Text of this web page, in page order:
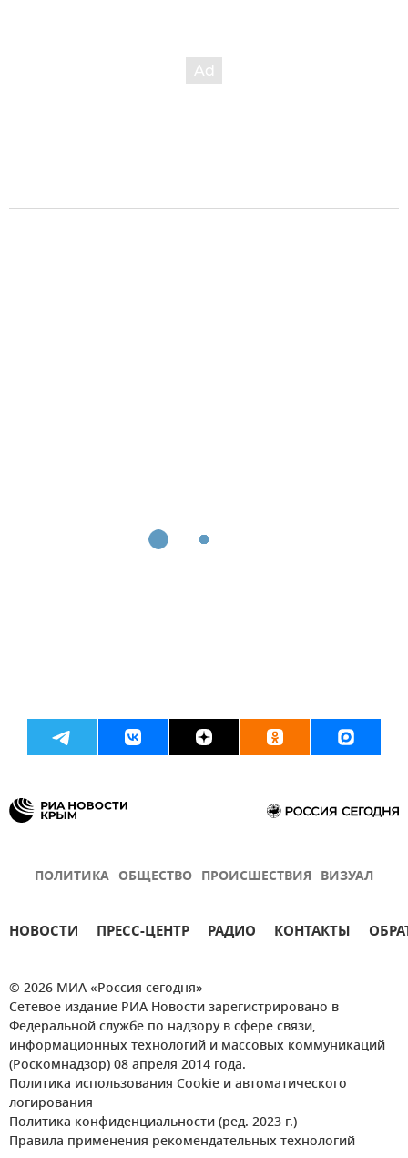
ПОЛИТИКА ОБЩЕСТВО ПРОИСШЕСТВИЯ ВИЗУАЛ
НОВОСТИ ПРЕСС-ЦЕНТР РАДИО КОНТАКТЫ
© 2026 МИА «Россия сегодня»
Сетевое издание РИА Новости зарегистрировано в
Федеральной службе по надзору в сфере связи,
информационных технологий и массовых коммуникаций
(Роскомнадзор) 08 апреля 2014 года.
Политика использования Cookie и автоматического
логирования
Политика конфиденциальности (ред. 2023 г.)
Правила применения рекомендательных технологий